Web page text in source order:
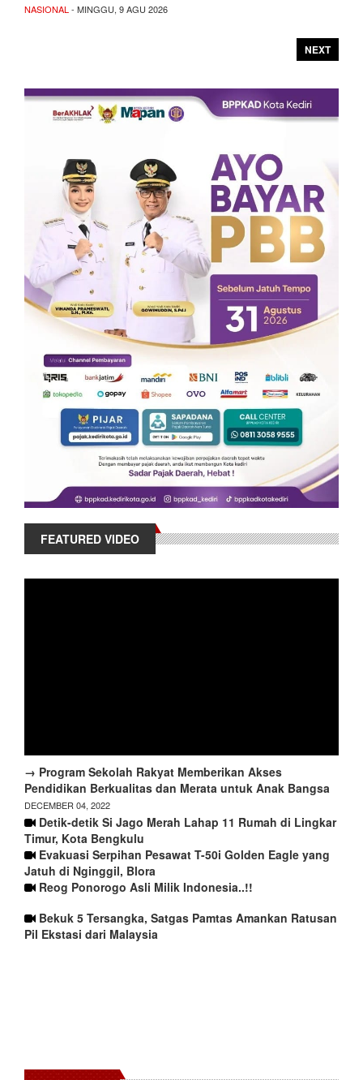
NASIONAL - MINGGU, 9 AGU 2026
NEXT
FEATURED VIDEO
→ Program Sekolah Rakyat Memberikan Akses
Pendidikan Berkualitas dan Merata untuk Anak Bangsa
DECEMBER 04, 2022
Detik-detik Si Jago Merah Lahap 11 Rumah di Lingkar
Timur, Kota Bengkulu
Evakuasi Serpihan Pesawat T-50i Golden Eagle yang
Jatuh di Nginggil, Blora
Reog Ponorogo Asli Milik Indonesia..!!
Bekuk 5 Tersangka, Satgas Pamtas Amankan Ratusan
Pil Ekstasi dari Malaysia